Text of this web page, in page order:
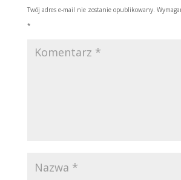
Twój adres e-mail nie zostanie opublikowany.
*